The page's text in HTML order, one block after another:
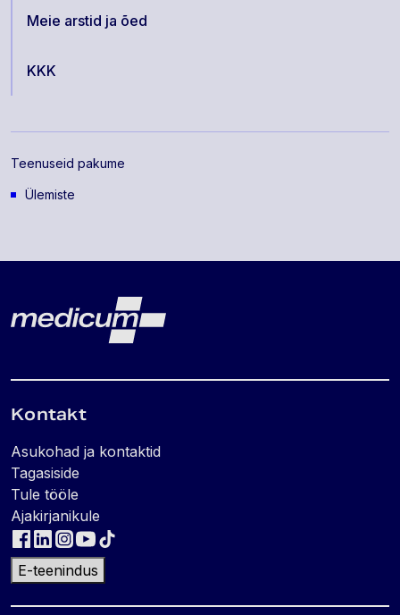
Meie arstid ja õed
KKK
Teenuseid pakume
Ülemiste
Lehe jalus
Kontakt
Asukohad ja kontaktid
Tagasiside
Tule tööle
Ajakirjanikule
E-teenindus